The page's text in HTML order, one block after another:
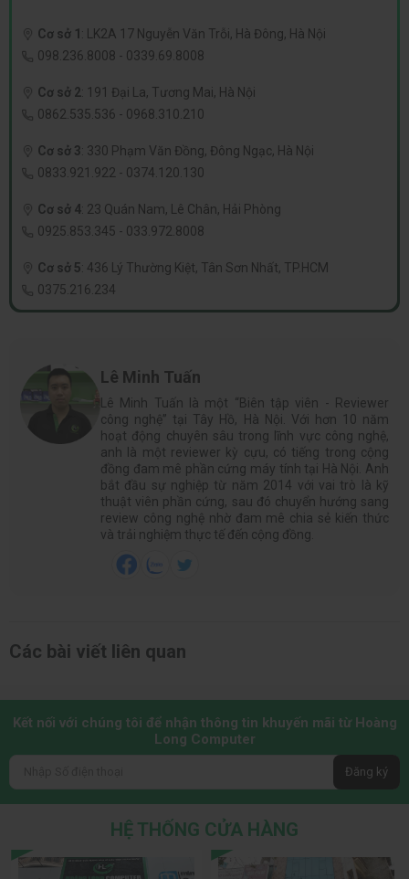
Cơ sở 1 :
LK2A 17 Nguyễn Văn Trỗi, Hà Đông, Hà Nội
098.236.8008 - 0339.69.8008
Cơ sở 2: 191 Đại La, Tương Mai, Hà Nội
0862.535.536 - 0968.310.210
Cơ sở 3: 330 Phạm Văn Đồng, Đông Ngạc, Hà Nội
0833.921.922 - 0374.120.130
Cơ sở 4: 23 Quán Nam, Lê Chân, Hải Phòng
0925.853.345 - 033.972.8008
Cơ sở 5: 436 Lý Thường Kiệt, Tân Sơn Nhất, TP.HCM
0375.216.234
Lê Minh Tuấn
Lê Minh Tuấn là một “Biên tập viên - Reviewer
công nghệ” tại Tây Hồ, Hà Nội. Với hơn 10 năm
hoạt động chuyên sâu trong lĩnh vực công nghệ,
anh là một reviewer kỳ cựu, có tiếng trong cộng
đồng đam mê phần cứng máy tính tại Hà Nội. Anh
bắt đầu sự nghiệp từ năm 2014 với vai trò là kỹ
thuật viên phần cứng, sau đó chuyển hướng sang
review công nghệ nhờ đam mê chia sẻ kiến thức
và trải nghiệm thực tế đến cộng đồng.
Các bài viết liên quan
Kết nối với chúng tôi để nhận thông tin khuyến mãi từ Hoàng
Long Computer
Đăng ký
HỆ THỐNG CỬA HÀNG